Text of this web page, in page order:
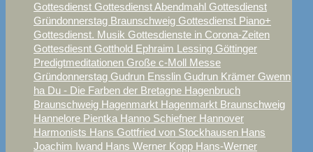
Gottesdienst Gottesdienst Abendmahl Gottesdienst
Gründonnerstag Braunschweig Gottesdienst Piano+
Gottesdienst. Musik Gottesdienste in Corona-Zeiten
Gottesdiesnt Gotthold Ephraim Lessing Göttinger
Predigtmeditationen Große c-Moll Messe
Gründonnerstag Gudrun Ensslin Gudrun Krämer Gwenn
ha Du - Die Farben der Bretagne Hagenbruch
Braunschweig Hagenmarkt Hagenmarkt Braunschweig
Hannelore Pientka Hanno Schiefner Hannover
Harmonists Hans Gottfried von Stockhausen Hans
Joachim Iwand Hans Werner Kopp Hans-Werner